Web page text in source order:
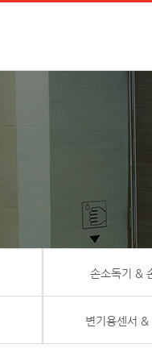
손소독기 &
변기용센서 &